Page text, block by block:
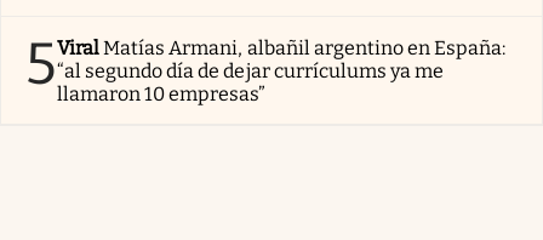
5ViralMatías Armani, albañil argentino en España:
“al segundo día de dejar currículums ya me
llamaron 10 empresas”